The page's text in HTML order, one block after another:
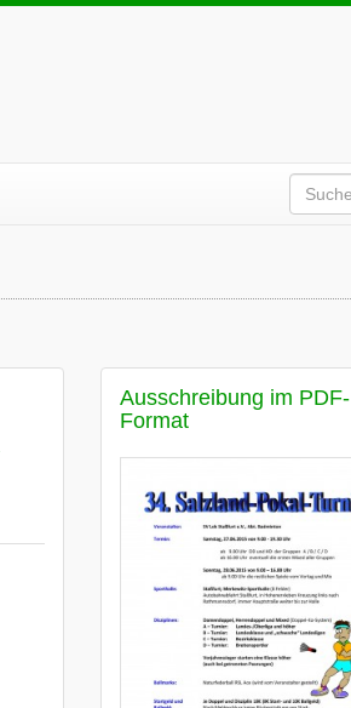
Ausschreibung im PDF-
Format